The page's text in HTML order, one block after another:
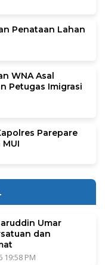
Penataan Lahan
WNA Asal
Petugas Imigrasi
Parepare
Umar
dan
19:58 PM